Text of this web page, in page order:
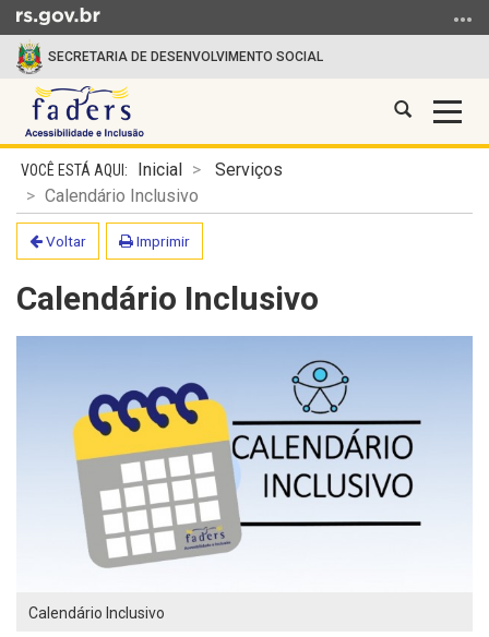
Ir para o conteúdo
SECRETARIA DE DESENVOLVIMENTO SOCIAL
FADERS
Abrir a
Início do conteúdoInicial
Serviços
Calendário Inclusivo
Voltar Imprimir
Calendário Inclusivo
Calendário Inclusivo